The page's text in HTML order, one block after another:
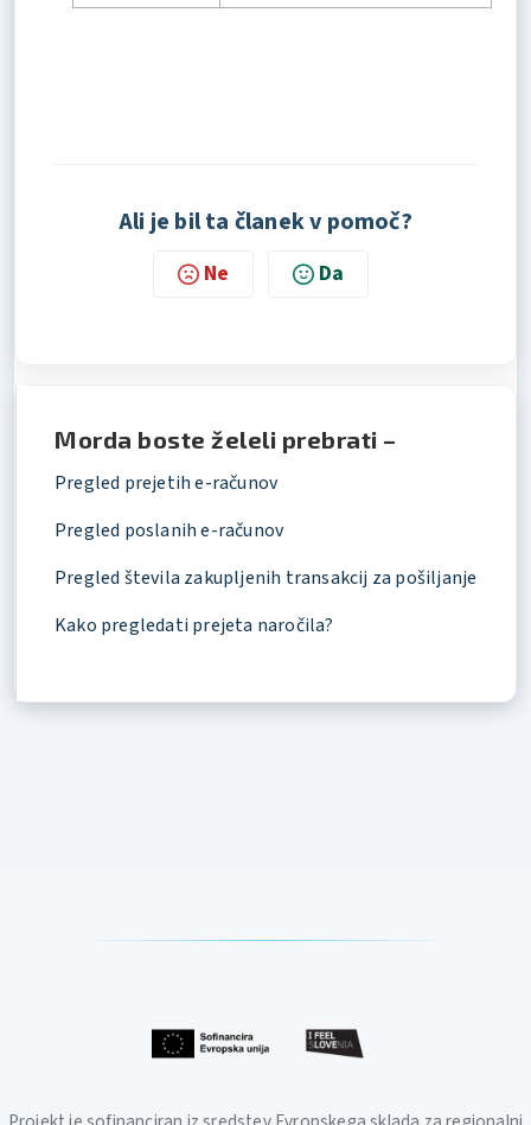
Ali je bil ta članek v pomoč?
Ne Da
Morda boste želeli prebrati –
Pregled prejetih e-računov
Pregled poslanih e-računov
Pregled števila zakupljenih transakcij za pošiljanje
Kako pregledati prejeta naročila?